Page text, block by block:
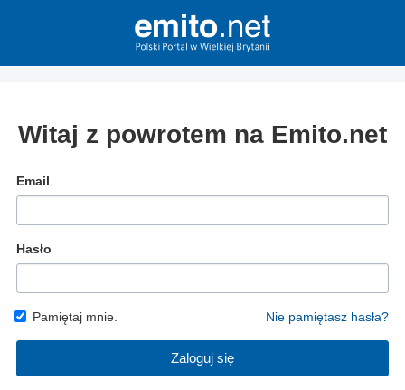
Witaj z powrotem na Emito.net
Email
Hasło
Pamiętaj mnie. Nie pamiętasz hasła?
Zaloguj się